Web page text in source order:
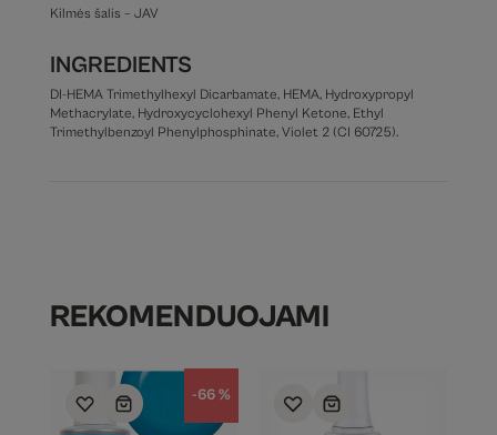
Kilmės šalis – JAV
INGREDIENTS
DI-HEMA Trimethylhexyl Dicarbamate, HEMA, Hydroxypropyl
Methacrylate, Hydroxycyclohexyl Phenyl Ketone, Ethyl
Trimethylbenzoyl Phenylphosphinate, Violet 2 (CI 60725).
REKOMENDUOJAMI
-66 %